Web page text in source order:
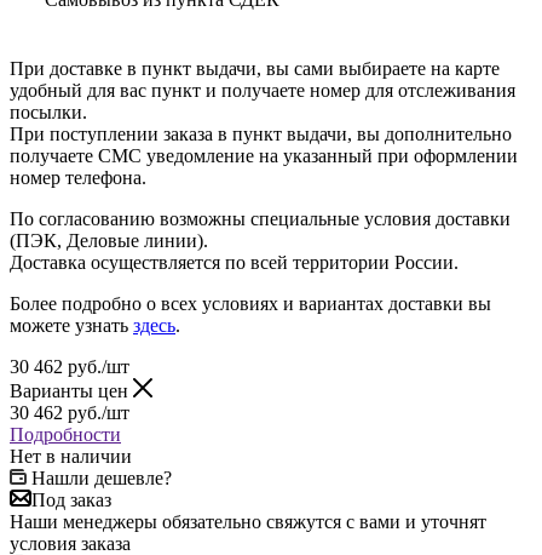
При доставке в пункт выдачи, вы сами выбираете на карте
удобный для вас пункт и получаете номер для отслеживания
посылки.
При поступлении заказа в пункт выдачи, вы дополнительно
получаете СМС уведомление на указанный при оформлении
номер телефона.
По согласованию возможны специальные условия доставки
(ПЭК, Деловые линии).
Доставка осуществляется по всей территории России.
Более подробно о всех условиях и вариантах доставки вы
можете узнать здесь.
30 462 руб./шт
Варианты цен
30 462 руб./шт
Подробности
Нет в наличии
Нашли дешевле?
Под заказ
Наши менеджеры обязательно свяжутся с вами и уточнят
условия заказа